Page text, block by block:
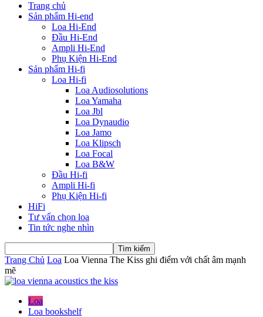
Trang chủ
Sản phẩm Hi-end
Loa Hi-End
Đầu Hi-End
Ampli Hi-End
Phụ Kiện Hi-End
Sản phẩm Hi-fi
Loa Hi-fi
Loa Audiosolutions
Loa Yamaha
Loa Jbl
Loa Dynaudio
Loa Jamo
Loa Klipsch
Loa Focal
Loa B&W
Đầu Hi-fi
Ampli Hi-fi
Phụ Kiện Hi-fi
HiFi
Tư vấn chọn loa
Tin tức nghe nhìn
Trang Chủ Loa Loa Vienna The Kiss ghi điểm với chất âm mạnh
mẽ
Loa
Loa bookshelf